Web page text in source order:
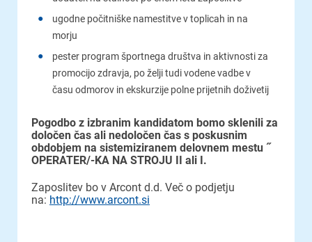
ugodne počitniške namestitve v toplicah in na
morju
pester program športnega društva in aktivnosti za
promocijo zdravja, po želji tudi vodene vadbe v
času odmorov in ekskurzije polne prijetnih doživetij
Pogodbo z izbranim kandidatom bomo sklenili za
določen čas ali nedoločen čas s poskusnim
obdobjem na sistemiziranem delovnem mestu ˝
OPERATER/-KA NA STROJU II ali I.
Zaposlitev bo v Arcont d.d. Več o podjetju
na: http://www.arcont.si